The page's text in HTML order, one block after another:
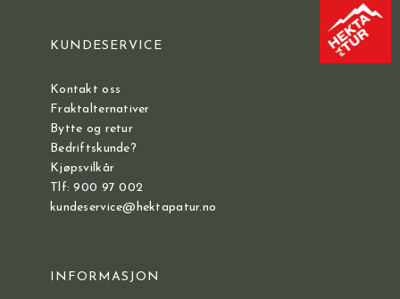
KUNDESERVICE
Kontakt oss
Fraktalternativer
Bytte og retur
Bedriftskunde?
Kjøpsvilkår
Tlf: 900 97 002
kundeservice@hektapatur.no
INFORMASJON